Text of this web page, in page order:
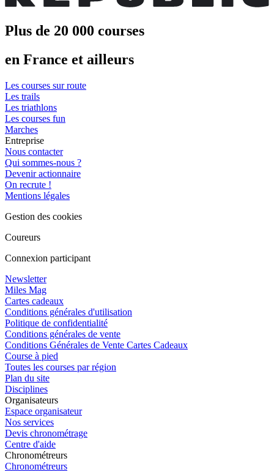
Plus de 20 000 courses
en France et ailleurs
Les courses sur route
Les trails
Les triathlons
Les courses fun
Marches
Entreprise
Nous contacter
Qui sommes-nous ?
Devenir actionnaire
On recrute !
Mentions légales
Gestion des cookies
Coureurs
Connexion participant
Newsletter
Miles Mag
Cartes cadeaux
Conditions générales d'utilisation
Politique de confidentialité
Conditions générales de vente
Conditions Générales de Vente Cartes Cadeaux
Course à pied
Toutes les courses par région
Plan du site
Disciplines
Organisateurs
Espace organisateur
Nos services
Devis chronométrage
Centre d'aide
Chronométreurs
Chronométreurs